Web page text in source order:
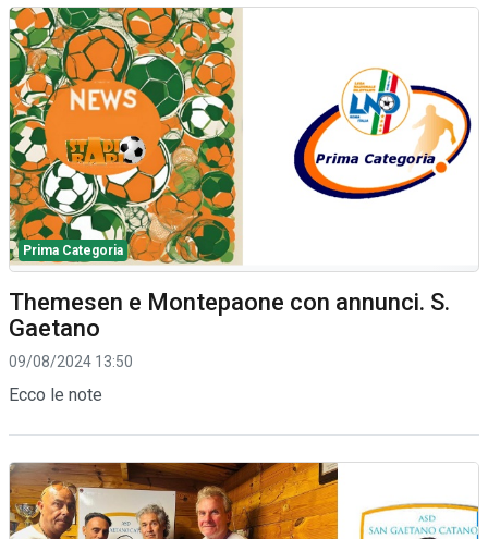
Prima Categoria
Themesen e Montepaone con annunci. S.
Gaetano
09/08/2024 13:50
Ecco le note